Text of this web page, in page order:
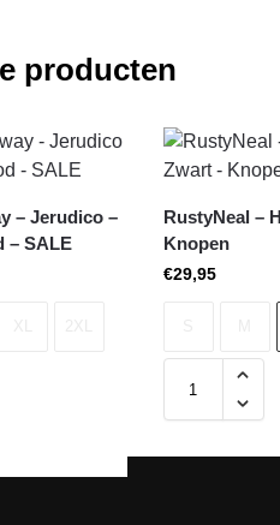
producten
– Jerudico –
– SALE
RustyNeal –
Knopen
€29,95